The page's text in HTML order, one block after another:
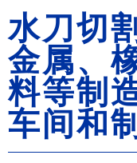
水刀切
金属、
料等制
车间和